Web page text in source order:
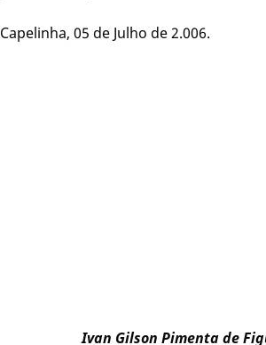
Capelinha, 05 de Julho de 2.006.
Ivan Gilson Pimenta de